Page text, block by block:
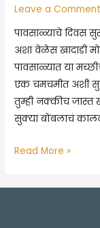
Leave a Comment
पावसाळ्याचे दिवस
अशा वेळेस खादाडी
पावसाळ्यात या
एक चमचमीत अशी
तुम्ही नक्कीच जास्त
सुक्या बोंबलाचं
बोंबील
भाजी
Read More »